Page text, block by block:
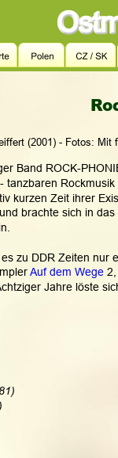
(2001) - Fotos:
Band ROCK-
tanzbaren
kurzen Zeit ihrer
brachte sich in
zu DDR Zeiten nur
Auf dem Wege
Jahre löste